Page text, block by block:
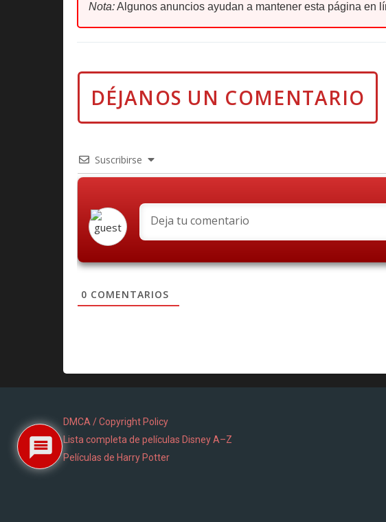
Nota:Algunos anuncios ayudan a mantener esta página en
Suscribirse
0 COMENTARIOS
DMCA / Copyright Policy
Lista completa de películas Disney A–Z
Películas de Harry Potter